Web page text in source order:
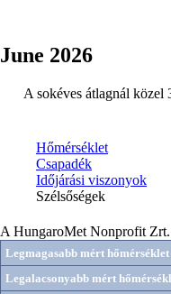
June 2026
A sokéves átlagnál közel
Hőmérséklet
Csapadék
Időjárási viszonyok
Szélsőségek
A HungaroMet Nonprofit Zrt.
Legmagasabb mért hőmérséklet
Legalacsonyabb mért